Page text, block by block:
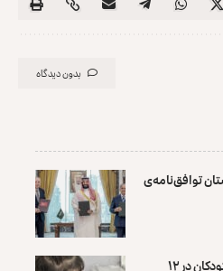
بدون دیدگاه
توافق‌نامه‌ی
برنامه جهانی غذا: سوءتغذیه کودکان در ۱۲